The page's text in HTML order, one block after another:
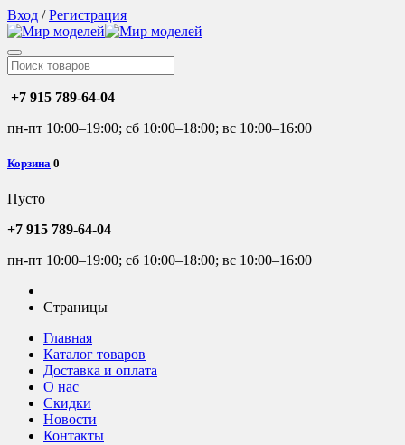
Вход /Регистрация
+7 915 789-64-04
пн-пт 10:00–19:00; сб 10:00–18:00; вс 10:00–16:00
Корзина 0
Пусто
+7 915 789-64-04
пн-пт 10:00–19:00; сб 10:00–18:00; вс 10:00–16:00
Страницы
Главная
Каталог товаров
Доставка и оплата
О нас
Скидки
Новости
Контакты